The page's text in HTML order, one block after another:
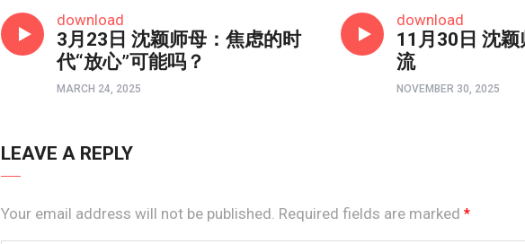
download
3月23日 沈颖师母：焦虑的时
代“放心”可能吗？
MARCH 24, 2025
download
11月30日 沈
流
NOVEMBER 30, 2025
LEAVE A REPLY
Your email address will not be published. Required fields are marked *